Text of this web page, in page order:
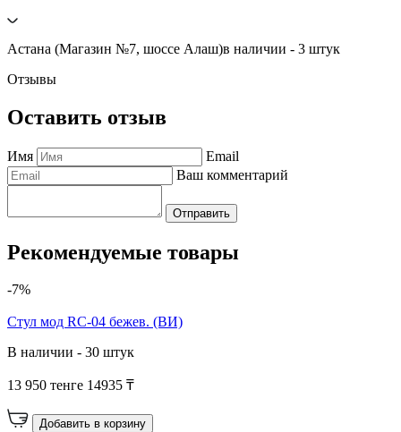
Астана (Магазин №7, шоссе Алаш)в наличии - 3 штук
Отзывы
Оставить отзыв
Имя
Email
Ваш комментарий
Отправить
Рекомендуемые товары
-7%
Cтул мод RC-04 бежев. (ВИ)
В наличии - 30 штук
13 950 тенге 14935 ₸
Добавить в корзину